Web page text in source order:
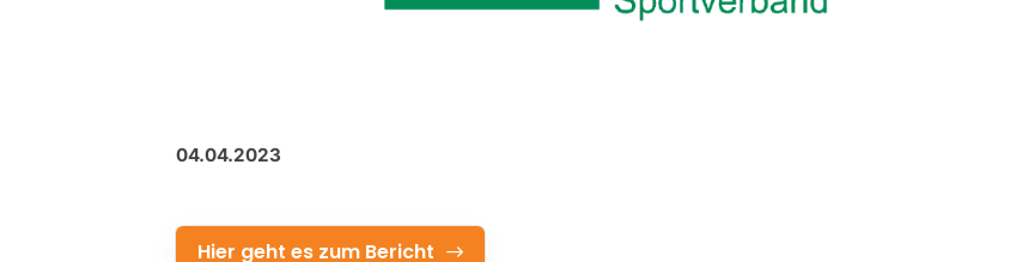
04.04.2023
Hier geht es zum Bericht